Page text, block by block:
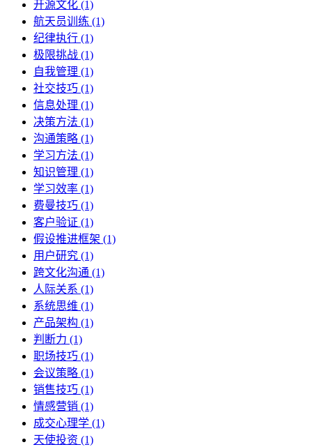
开源文化 (1)
航天员训练 (1)
纪律执行 (1)
极限挑战 (1)
自我管理 (1)
社交技巧 (1)
信息处理 (1)
决策方法 (1)
沟通策略 (1)
学习方法 (1)
知识管理 (1)
学习效率 (1)
费曼技巧 (1)
客户验证 (1)
假设推进框架 (1)
用户研究 (1)
跨文化沟通 (1)
人际关系 (1)
系统思维 (1)
产品架构 (1)
判断力 (1)
职场技巧 (1)
会议策略 (1)
销售技巧 (1)
情感营销 (1)
成交心理学 (1)
天使投资 (1)